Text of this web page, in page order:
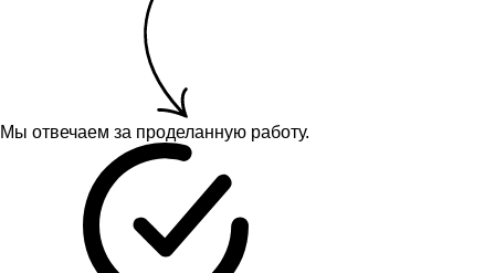
Мы отвечаем за проделанную работу.